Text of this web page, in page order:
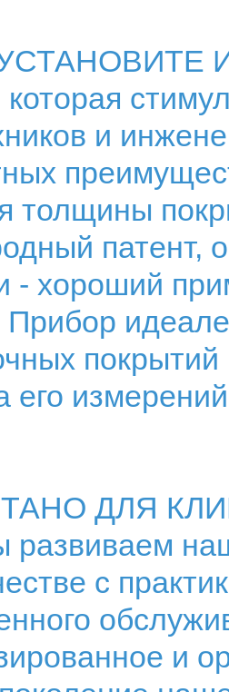
которая
и
толщины
патент,
- хороший
Прибор
его
ДЛЯ
развиваем
с
и